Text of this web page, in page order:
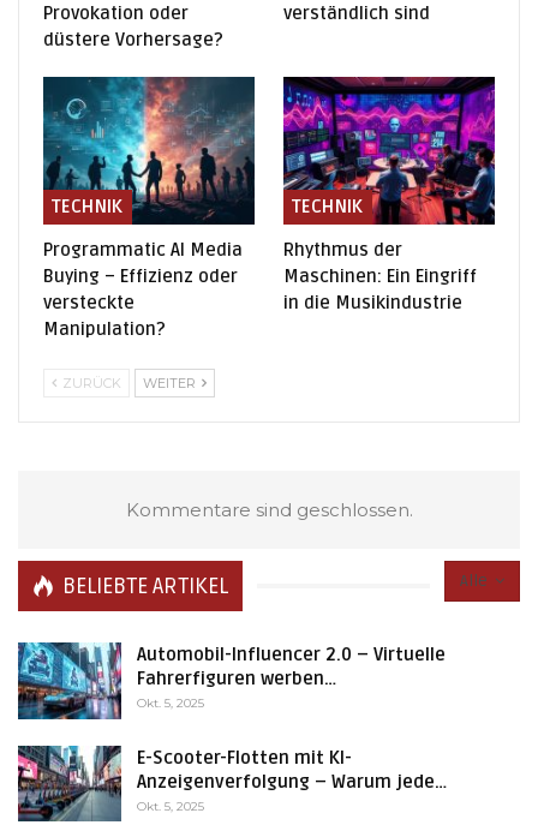
Provokation oder
düstere Vorhersage?
verständlich sind
TECHNIK
Programmatic AI Media
Buying – Effizienz oder
versteckte
Manipulation?
TECHNIK
Rhythmus der
Maschinen: Ein Eingriff
in die Musikindustrie
ZURÜCK WEITER
Kommentare sind geschlossen.
Alle
BELIEBTE ARTIKEL
Automobil-Influencer 2.0 – Virtuelle
Fahrerfiguren werben…
Okt. 5, 2025
E-Scooter-Flotten mit KI-
Anzeigenverfolgung – Warum jede…
Okt. 5, 2025